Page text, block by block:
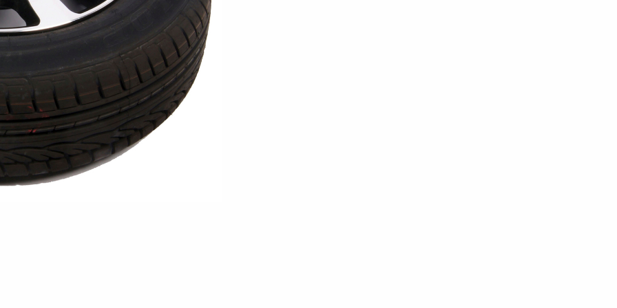
per
anteriori
Equipaggiamenti
per carico
Rampi di carico
Scatole porta
attrezzi
Pressione dei pneumatici
Controlli prima di partire
Schema elettrico
Sicurezza della barca